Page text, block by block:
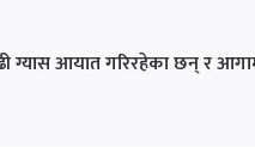
ग्यास आयात गरिरहेका छन् र